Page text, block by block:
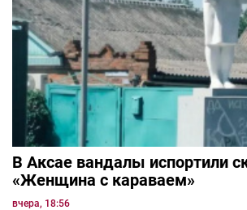
В Аксае вандалы испортили
«Женщина с караваем»
вчера, 18:56